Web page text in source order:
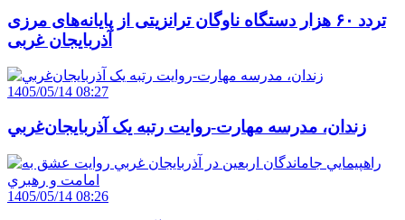
تردد ۶۰ هزار دستگاه ناوگان ترانزیتی از پایانه‌های مرزی
آذربایجان ‌غربی
1405/05/14 08:27
زندان، مدرسه مهارت-روايت رتبه يک آذربايجان‌غربي
1405/05/14 08:26